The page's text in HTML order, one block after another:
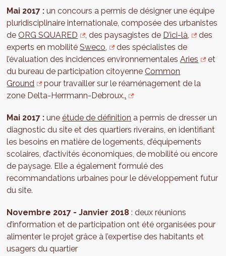
Mai 2017 :un concours a permis de désigner une équipe
pluridisciplinaire internationale, composée des urbanistes
de ORG SQUARED , des paysagistes de D’ici-là,
des
experts en mobilitéSweco,
des spécialistes de
l’évaluation des incidences environnementalesAries
et
du bureau de participation citoyenneCommon
Ground
pour travailler sur le réaménagement de la
zone Delta-Herrmann-Debroux..
Mai 2017 :uneétude de définition a permis de dresser un
diagnostic du site et des quartiers riverains, en identifiant
les besoins en matière de logements, d’équipements
scolaires, d’activités économiques, de mobilité ou encore
de paysage. Elle a également formulé des
recommandations urbaines pour le développement futur
du site.
Novembre 2017 - Janvier 2018 : deux réunions
d’information et de participation ont été organisées pour
alimenter le projet grâce à l’expertise des habitants et
usagers du quartier